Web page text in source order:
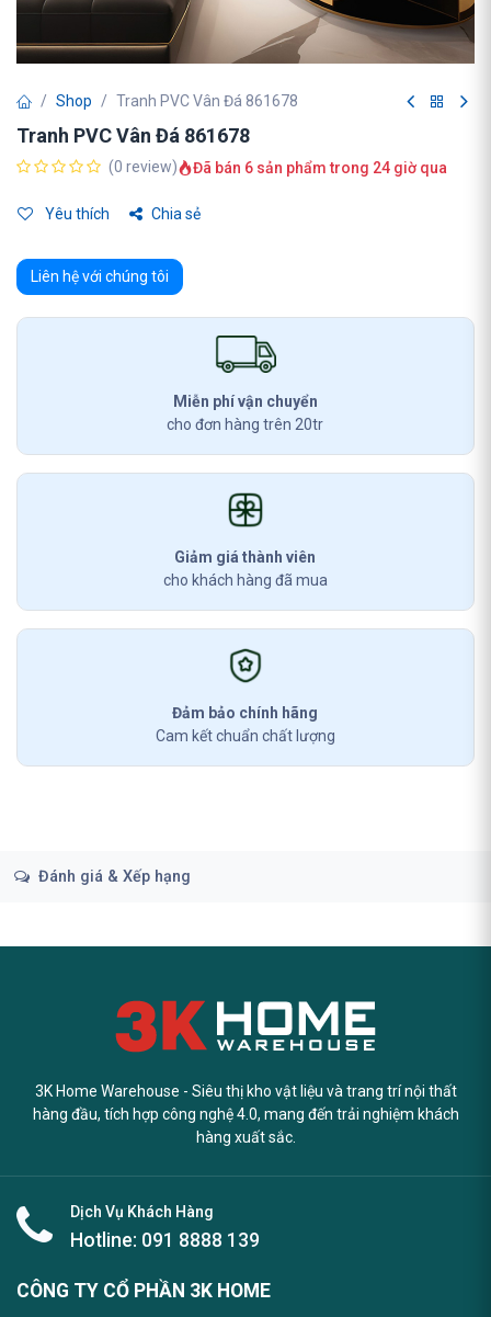
Shop Tranh PVC Vân Đá 861678
Tranh PVC Vân Đá 861678
(0 review) Đã bán 6 sản phẩm trong 24 giờ qua
Yêu thích Chia sẻ
Liên hệ với chúng tôi
Miễn phí vận chuyển
cho đơn hàng trên 20tr
Giảm giá thành viên
cho khách hàng đã mua
Đảm bảo chính hãng
Cam kết chuẩn chất lượng
Đánh giá & Xếp hạng
3K Home Warehouse - Siêu thị kho vật liệu và trang trí nội thất
hàng đầu, tích hợp công nghệ 4.0, mang đến trải nghiệm khách
hàng xuất sắc.
Dịch Vụ Khách Hàng
Hotline: 091 8888 139
CÔNG TY CỔ PHẦN 3K HOME